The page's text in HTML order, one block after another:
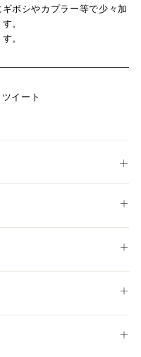
ボシやカプラー等で少々加
。
。
ツイート
稿
26